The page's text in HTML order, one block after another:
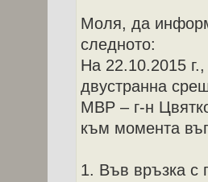
Моля, да
следното:
На 22.10.2015
двустранна
МВР – г-н
към момента
1. Във връзка с